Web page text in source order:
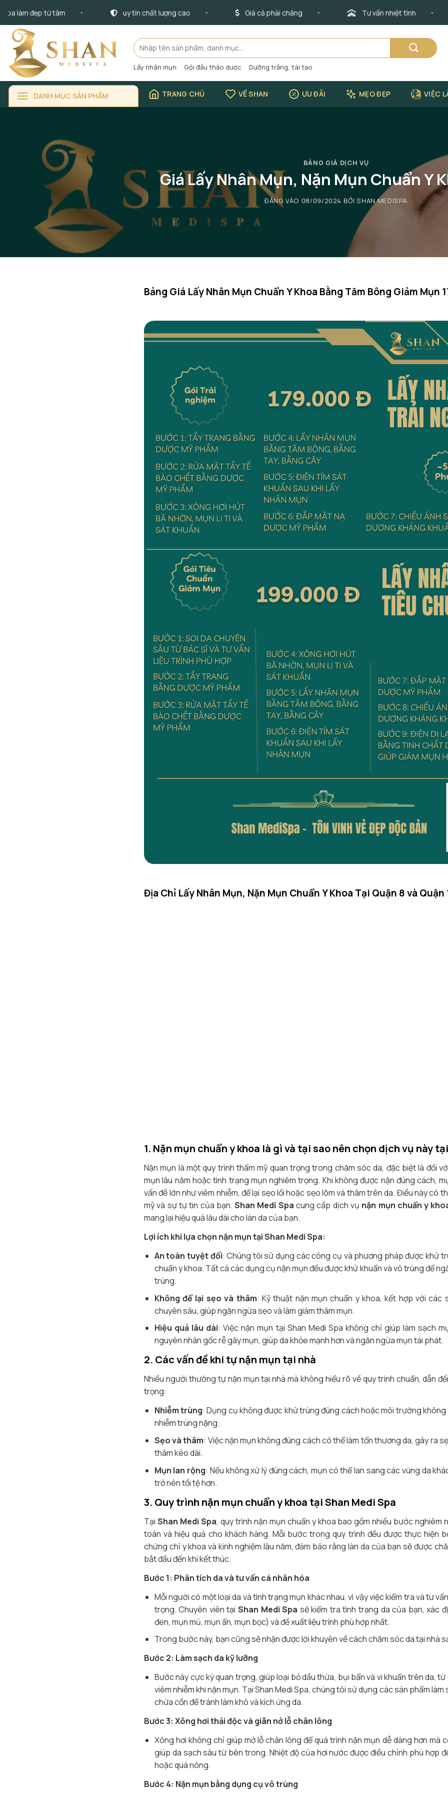
qua
dung
làm đẹp từ tâm uy tín chất lượng cao Giá cả phải chăng Tư vấn nhiệt tình
Tìm
kiếm:
Lấy nhân mụn Gội đầu thảo dược Dưỡng trắng, tái tạo
DANH MỤC SẢN PHẨM TRANG CHỦ VỀ SHAN ƯU ĐÃI MẸO ĐẸP VIỆC
BẢNG GIÁ DỊCH VỤ
Giá Lấy Nhân Mụn, Nặn Mụn Chuẩn Y
ĐĂNG VÀO 08/09/2024 BỞISHAN MEDISPA
Bảng Giá Lấy Nhân Mụn Chuẩn Y Khoa Bằng Tăm Bông Giảm Mụn
Địa Chỉ Lấy Nhân Mụn, Nặn Mụn Chuẩn Y Khoa Tại Quận 8 và Quận
1. Nặn mụn chuẩn y khoa là gì và tại sao nên chọn dịch vụ này
Nặn mụn là một quy trình thẩm mỹ quan trọng trong chăm sóc da, đặc biệt là đối
mụn lâu năm hoặc tình trạng mụn nghiêm trọng. Khi không được nặn đúng cách,
vấn đề lớn như viêm nhiễm, để lại sẹo lồi hoặc sẹo lõm và thâm trên da. Điều này có
mỹ và sự tự tin của bạn.Shan Medi Spa cung cấp dịch vụ nặn mụn chuẩn y
mang lại hiệu quả lâu dài cho làn da của bạn.
Lợi ích khi lựa chọn nặn mụn tại Shan Medi Spa:
An toàn tuyệt đối: Chúng tôi sử dụng các công cụ và phương pháp được khử
chuẩn y khoa. Tất cả các dụng cụ nặn mụn đều được khử khuẩn và vô trùng để
trùng.
Không để lại sẹo và thâm: Kỹ thuật nặn mụn chuẩn y khoa, kết hợp với các
chuyên sâu, giúp ngăn ngừa sẹo và làm giảm thâm mụn.
Hiệu quả lâu dài: Việc nặn mụn tại Shan Medi Spa không chỉ giúp làm sạch
nguyên nhân gốc rễ gây mụn, giúp da khỏe mạnh hơn và ngăn ngừa mụn tái phát.
2. Các vấn đề khi tự nặn mụn tại nhà
Nhiều người thường tự nặn mụn tại nhà mà không hiểu rõ về quy trình chuẩn, dẫn
trọng:
Nhiễm trùng: Dụng cụ không được khử trùng đúng cách hoặc môi trường không
nhiễm trùng nặng.
Sẹo và thâm: Việc nặn mụn không đúng cách có thể làm tổn thương da, gây ra
thâm kéo dài.
Mụn lan rộng: Nếu không xử lý đúng cách, mụn có thể lan sang các vùng da
trở nên tồi tệ hơn.
3. Quy trình nặn mụn chuẩn y khoa tại Shan Medi Spa
Tại Shan Medi Spa, quy trình nặn mụn chuẩn y khoa bao gồm nhiều bước nghiêm
toàn và hiệu quả cho khách hàng. Mỗi bước trong quy trình đều được thực hiện
chứng chỉ y khoa và kinh nghiệm lâu năm, đảm bảo rằng làn da của bạn sẽ được
bắt đầu đến khi kết thúc.
Bước 1: Phân tích da và tư vấn cá nhân hóa
Mỗi người có một loại da và tình trạng mụn khác nhau, vì vậy việc kiểm tra và tư
trọng. Chuyên viên tạiShan Medi Spa sẽ kiểm tra tình trạng da của bạn, xác
đen, mụn mủ, mụn ẩn, mụn bọc) và đề xuất liệu trình phù hợp nhất.
Trong bước này, bạn cũng sẽ nhận được lời khuyên về cách chăm sóc da tại nhà
Bước 2: Làm sạch da kỹ lưỡng
Bước này cực kỳ quan trọng, giúp loại bỏ dầu thừa, bụi bẩn và vi khuẩn trên da,
viêm nhiễm khi nặn mụn. Tại Shan Medi Spa, chúng tôi sử dụng các sản phẩm
chứa cồn để tránh làm khô và kích ứng da.
Bước 3: Xông hơi thải độc và giãn nở lỗ chân lông
Xông hơi không chỉ giúp mở lỗ chân lông để quá trình nặn mụn dễ dàng hơn mà
giúp da sạch sâu từ bên trong. Nhiệt độ của hơi nước được điều chỉnh phù hợp
hoặc quá nóng.
Bước 4: Nặn mụn bằng dụng cụ vô trùng